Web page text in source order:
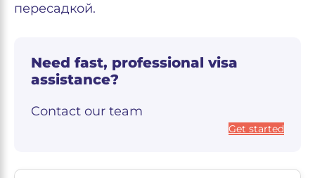
пересадкой.
Need fast, professional visa
assistance?
Contact our team
Get started